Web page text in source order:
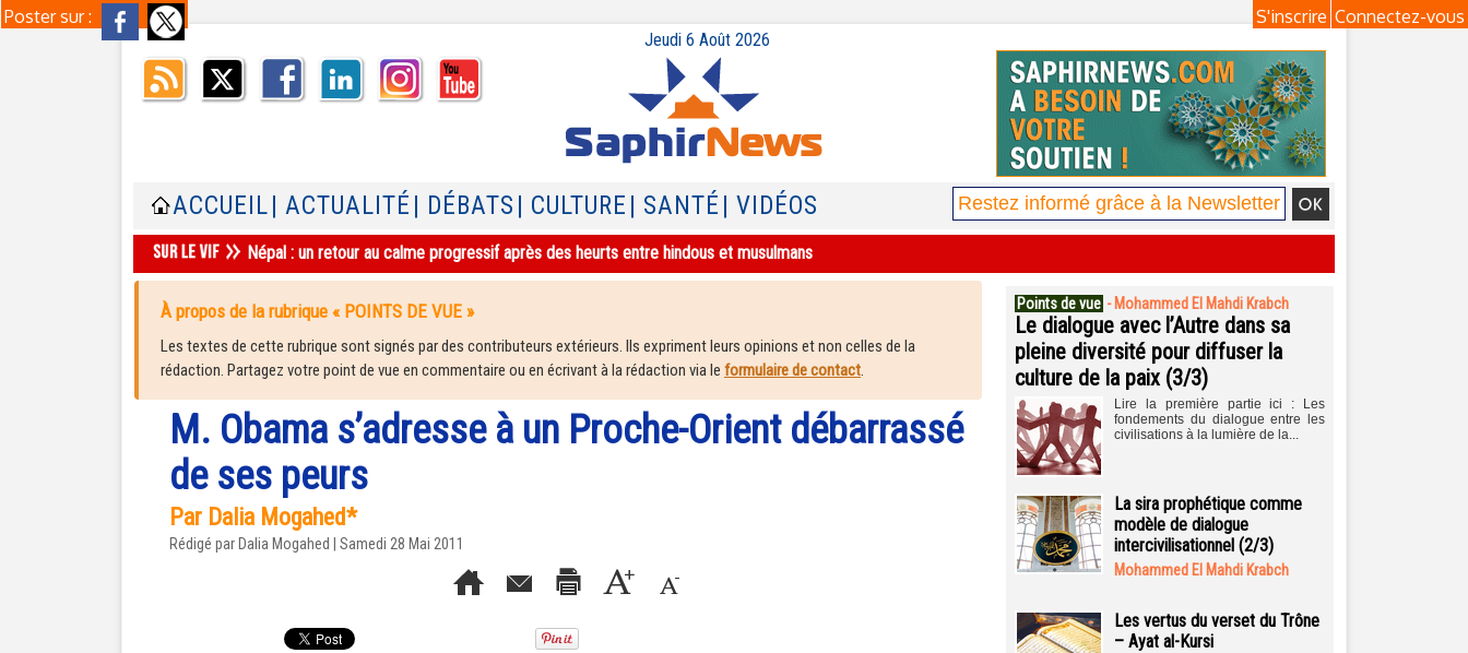
Poster sur : Connectez-vous
S'inscrire
Jeudi 6 Août 2026
ACCUEIL | ACTUALITÉ | DÉBATS | CULTURE | SANTÉ | VIDÉOS
Népal : un retour au calme progressif après des heurts entre hindous et musulmans
À propos de la rubrique « POINTS DE VUE »
Les textes de cette rubrique sont signés par des contributeurs extérieurs. Ils expriment leurs opinions et non celles de la
rédaction. Partagez votre point de vue en commentaire ou en écrivant à la rédaction via le formulaire de contact.
M. Obama s’adresse à un Proche-Orient débarrassé
de ses peurs
Par Dalia Mogahed*
Rédigé par Dalia Mogahed | Samedi 28 Mai 2011
Points de vue - Mohammed El Mahdi Krabch
Le dialogue avec l’Autre dans sa
pleine diversité pour diffuser la
culture de la paix (3/3)
Lire la première partie ici : Les
fondements du dialogue entre les
civilisations à la lumière de la...
La sira prophétique comme
modèle de dialogue
intercivilisationnel (2/3)
Mohammed El Mahdi Krabch
Les vertus du verset du Trône
– Ayat al-Kursi